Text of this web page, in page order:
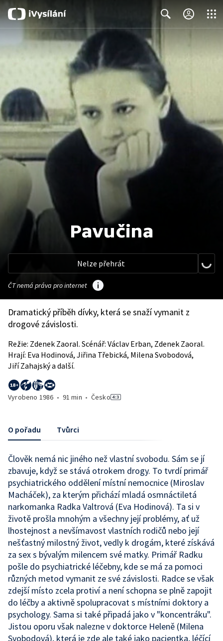
Search
Pavučina
Nelze přehrát
ČT nemá práva pro internet
Dramatický příběh dívky, která se snaží vymanit z
drogové závislosti.
Režie: Zdenek Zaoral. Scénář: Václav Erban, Zdenek Zaoral.
Hrají: Eva Hodinová, Jiřina Třebická, Milena Svobodová,
Jiří Zahajský a další.
Vyrobeno 1986 • 91 min • Česko
O pořadu Tvůrci
Člověk nemá nic jiného než vlastní svobodu. Sám se jí
zbavuje, když se stává otrokem drogy. To tvrdí primář
psychiatrického oddělení místní nemocnice (Miroslav
Macháček), za kterým přichází mladá osmnáctiletá
narkomanka Radka Valtrová (Eva Hodinová). Ta si v
životě prošla mnohým a všechny její problémy, ať už
lhostejnost a nevšímavost vlastních rodičů nebo její
nešťastný milostný život, vedly k drogám, které získává
za sex s bývalým milencem své matky. Primář Radku
pošle do psychiatrické léčebny, kde se má za pomoci
různých metod vymanit ze své závislosti. Radce se však
zdejší místo zcela protiví a není schopna se plně zapojit
do léčby a aktivně spolupracovat s místními doktory a
psychology. Sama si také připadá jako v "koncentráku".
Jistou oporu však nalezne v doktorce Heleně (Milena
Svobodová), která je zde ale také jako pacientka, léčící